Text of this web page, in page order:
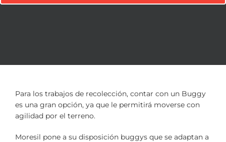
Para los trabajos de recolección, contar con un Buggy
es una gran opción, ya que le permitirá moverse con
agilidad por el terreno.
Moresil pone a su disposición buggys que se adaptan a